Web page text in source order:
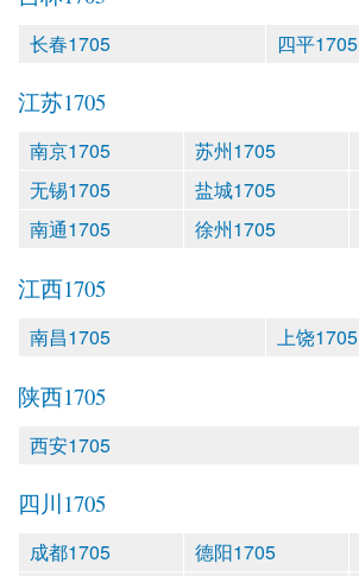
长春1705 四平1705
江苏1705
南京1705 苏州1705
无锡1705
盐城1705
南通1705
徐州1705
江西1705
南昌1705 上饶1705
陕西1705
西安1705
四川1705
成都1705 德阳1705